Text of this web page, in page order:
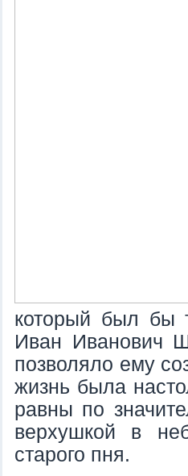
который был бы
Иван Иванович
позволяло ему
жизнь была
равны по
верхушкой в
старого пня.